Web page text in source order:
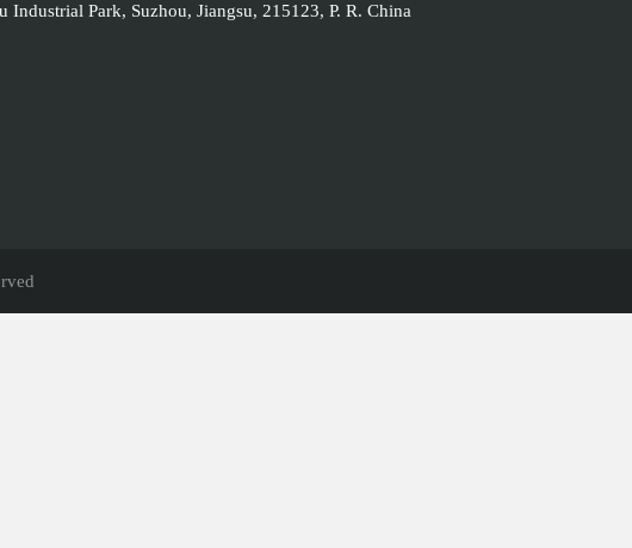
Park, Suzhou, Jiangsu, 215123, P. R. China